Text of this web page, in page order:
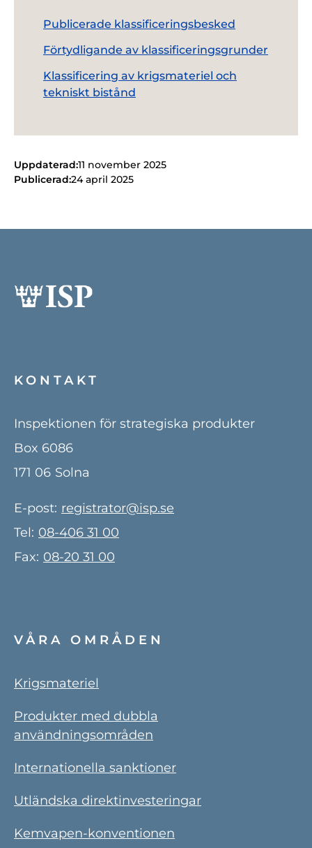
Publicerade klassificeringsbesked
Förtydligande av klassificeringsgrunder
Klassificering av krigsmateriel och
tekniskt bistånd
Uppdaterad:11 november 2025
Publicerad:24 april 2025
KONTAKT
Inspektionen för strategiska produkter
Box 6086
171 06 Solna
E-post: registrator@isp.se
Tel: 08-406 31 00
Fax: 08-20 31 00
VÅRA OMRÅDEN
Krigsmateriel
Produkter med dubbla
användningsområden
Internationella sanktioner
Utländska direktinvesteringar
Kemvapen-konventionen